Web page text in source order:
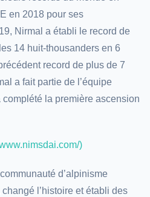
en 2018 pour ses
Nirmal a établi le record de
14 huit-thousanders en 6
record de plus de 7
a fait partie de l’équipe
la première ascension
)
d’alpinisme
l’histoire et établi des